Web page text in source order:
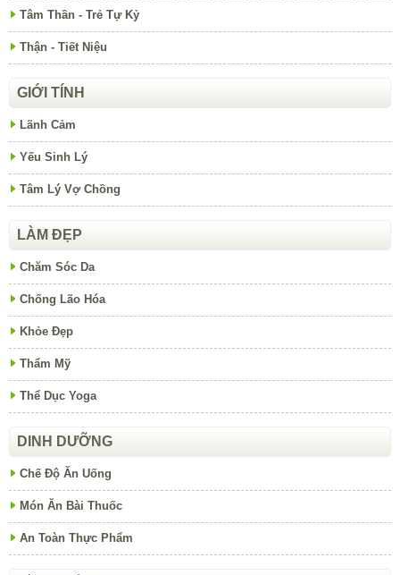
Tâm Thần - Trẻ Tự Kỷ
Thận - Tiết Niệu
GIỚI TÍNH
Lãnh Cảm
Yếu Sinh Lý
Tâm Lý Vợ Chồng
LÀM ĐẸP
Chăm Sóc Da
Chống Lão Hóa
Khỏe Đẹp
Thẩm Mỹ
Thể Dục Yoga
DINH DƯỠNG
Chế Độ Ăn Uống
Món Ăn Bài Thuốc
An Toàn Thực Phẩm